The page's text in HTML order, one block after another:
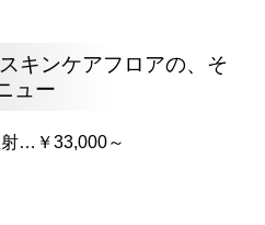
キンケアフロアの、そ
ュー
…￥33,000～